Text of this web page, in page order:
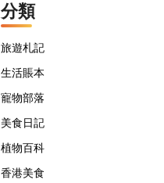
分類
旅遊札記
生活賬本
寵物部落
美食日記
植物百科
香港美食